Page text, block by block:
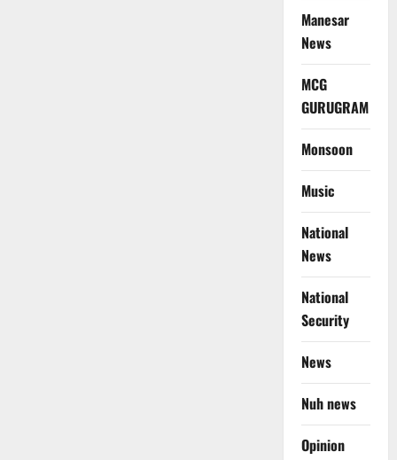
Manesar
News
MCG
GURUGRAM
Monsoon
Music
National
News
National
Security
News
Nuh news
Opinion